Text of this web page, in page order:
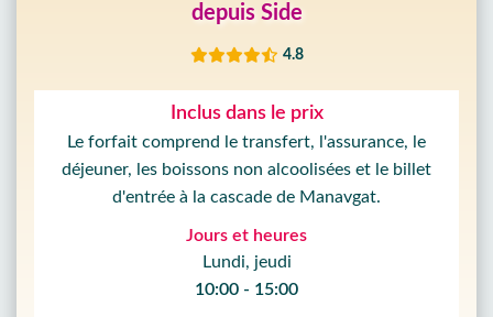
depuis Side
4.8
Inclus dans le prix
Le forfait comprend le transfert, l'assurance, le
déjeuner, les boissons non alcoolisées et le billet
d'entrée à la cascade de Manavgat.
Jours et heures
Lundi, jeudi
10:00 - 15:00